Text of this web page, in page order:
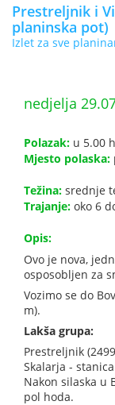
Prestreljnik i
planinska pot)
Izlet za sve
nedjelja
Polazak: u 5.00 h
Mjesto polaska:
Težina: srednje
Trajanje: oko 6
Opis:
Ovo je nova,
osposobljen za
Vozimo se do
m).
Lakša grupa:
Prestreljnik
Skalarja -
Nakon silaska u
pol hoda.